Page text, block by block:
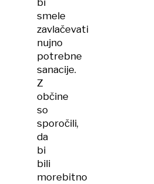
bi
smele
zavlačevati
nujno
potrebne
sanacije.
Z
občine
so
sporočili,
da
bi
bili
morebitno